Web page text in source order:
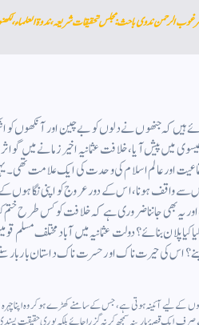
الرحمن ندوی باحث: مجلس تحقیقات شریعہ، ندوۃ العلماء،
کہ جنھوں نے دلوں کو بے چین اور آنکھوں کو
عثمانی کے سقوط کا ہے، جو سن 1923ء عیسوی میں پیش آیا، خلافت عثمانیہ
اور عالم اسلام کی وحدت کی ایک علامت تھی۔
اس سے واقف ہونا، اس کے دور عروج کو اپنی
یہ بھی جاننا ضروری ہے کہ خلافت کو کس طرح ختم
پلان بنائے؟ دولت عثمانیہ میں آباد مختلف
اس کی حیرت ناک اور حسرت ناک داستان بار
کے لیے آئینہ ہوتی ہے، جس کے سامنے کھڑے ہو کر وہ اپنا